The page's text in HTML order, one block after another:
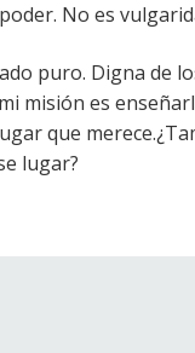
No es
puro. Digna de
misión es
que
lugar?